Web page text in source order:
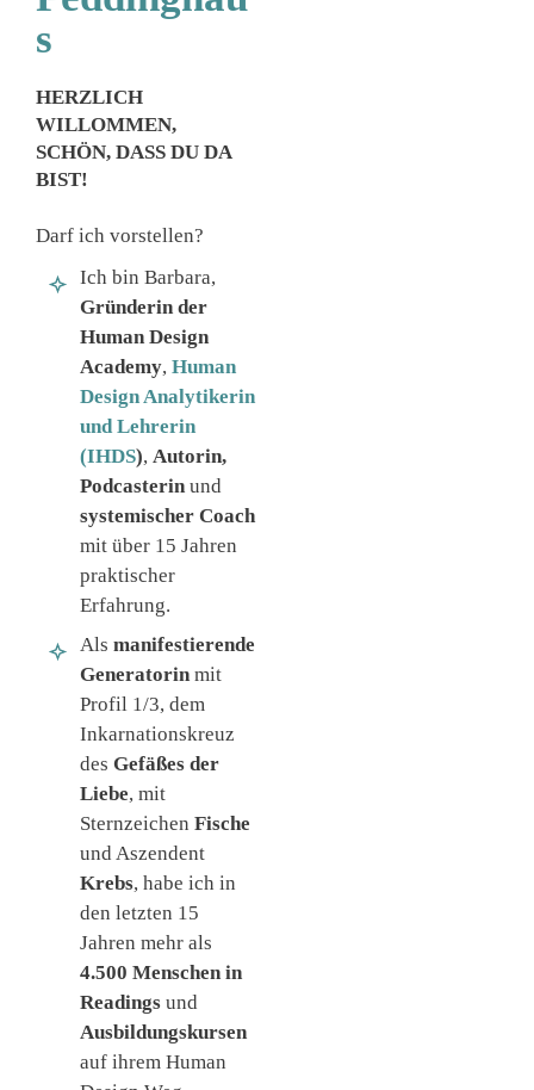
s
HERZLICH
WILLOMMEN,
SCHÖN, DASS DU DA
BIST!
Darf ich vorstellen?
Ich bin Barbara,
Gründerin der
Human Design
Academy, Human
Design Analytikerin
und Lehrerin
(IHDS), Autorin,
Podcasterin und
systemischer Coach
mit über 15 Jahren
praktischer
Erfahrung.
Als manifestierende
Generatorin mit
Profil 1/3, dem
Inkarnationskreuz
des Gefäßes der
Liebe, mit
Sternzeichen Fische
und Aszendent
Krebs, habe ich in
den letzten 15
Jahren mehr als
4.500 Menschen in
Readings und
Ausbildungskursen
auf ihrem Human